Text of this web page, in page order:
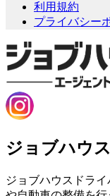
利用規約
プライバシー
ジョブハウ
ジョブハウスドラ